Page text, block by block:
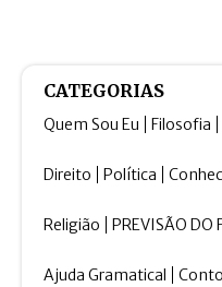
CATEGORIAS
Quem Sou Eu Filosofia
Direito Política
Religião PREVISÃO DO
Ajuda Gramatical